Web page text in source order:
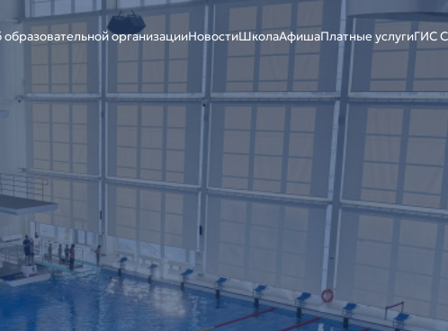
организацииНовостиШколаАфишаПлатные услугиГИС